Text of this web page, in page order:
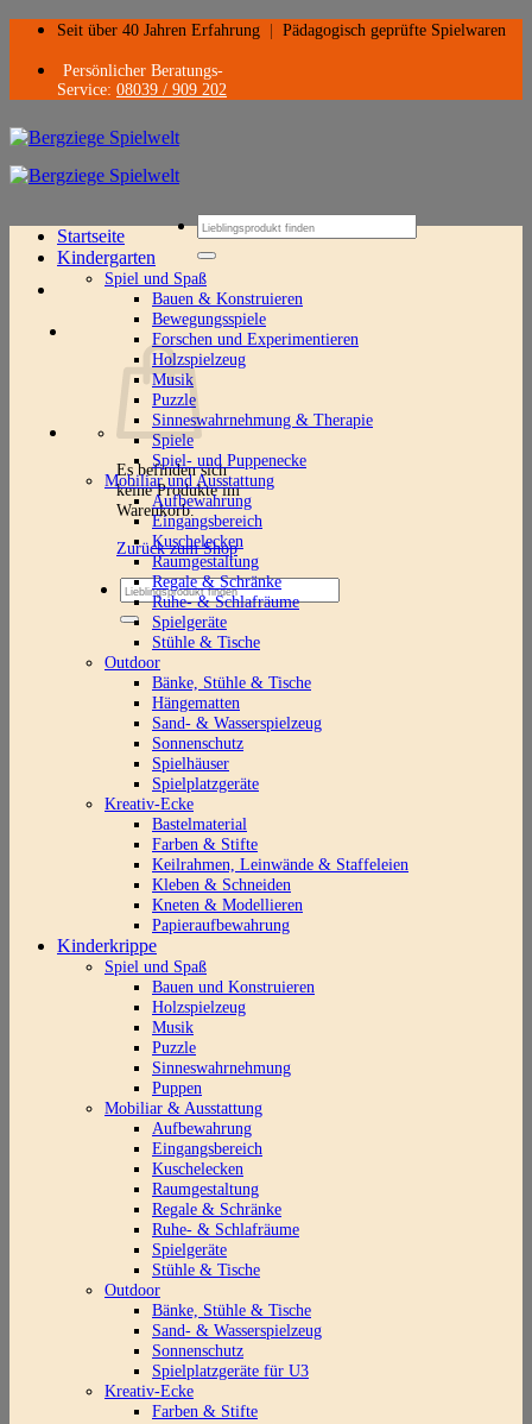
Zum
springen
Seit über 40 Jahren Erfahrung Pädagogisch geprüfte Spielwaren
Persönlicher Beratungs-
Service: 08039 / 909 202
Suchen
nach:
Es befinden sich
keine Produkte im
Warenkorb.
Zurück zum Shop
Suchen
nach:
Startseite
Kindergarten
Spiel und Spaß
Bauen & Konstruieren
Bewegungsspiele
Forschen und Experimentieren
Holzspielzeug
Musik
Puzzle
Sinneswahrnehmung & Therapie
Spiele
Spiel- und Puppenecke
Mobiliar und Ausstattung
Aufbewahrung
Eingangsbereich
Kuschelecken
Raumgestaltung
Regale & Schränke
Ruhe- & Schlafräume
Spielgeräte
Stühle & Tische
Outdoor
Bänke, Stühle & Tische
Hängematten
Sand- & Wasserspielzeug
Sonnenschutz
Spielhäuser
Spielplatzgeräte
Kreativ-Ecke
Bastelmaterial
Farben & Stifte
Keilrahmen, Leinwände & Staffeleien
Kleben & Schneiden
Kneten & Modellieren
Papieraufbewahrung
Kinderkrippe
Spiel und Spaß
Bauen und Konstruieren
Holzspielzeug
Musik
Puzzle
Sinneswahrnehmung
Puppen
Mobiliar & Ausstattung
Aufbewahrung
Eingangsbereich
Kuschelecken
Raumgestaltung
Regale & Schränke
Ruhe- & Schlafräume
Spielgeräte
Stühle & Tische
Outdoor
Bänke, Stühle & Tische
Sand- & Wasserspielzeug
Sonnenschutz
Spielplatzgeräte für U3
Kreativ-Ecke
Farben & Stifte